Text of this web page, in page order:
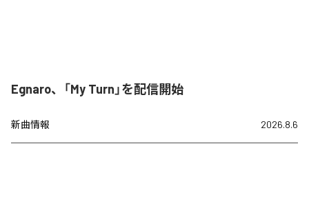
Egnaro、「My Turn」を配信開始
新曲情報 2026.8.6